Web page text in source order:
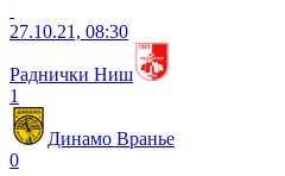
27.10.21, 08:30
Раднички Ниш
1
Динамо Вранье
0